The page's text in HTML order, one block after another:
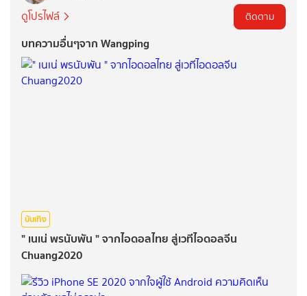
ดูโปรไฟล์ ติดตาม
บทความอื่นๆจาก Wangping
บันเทิง
" เนเน่ พรนับพัน " จากไอดอลไทย สู่เวทีไอดอลจีน
Chuang2020